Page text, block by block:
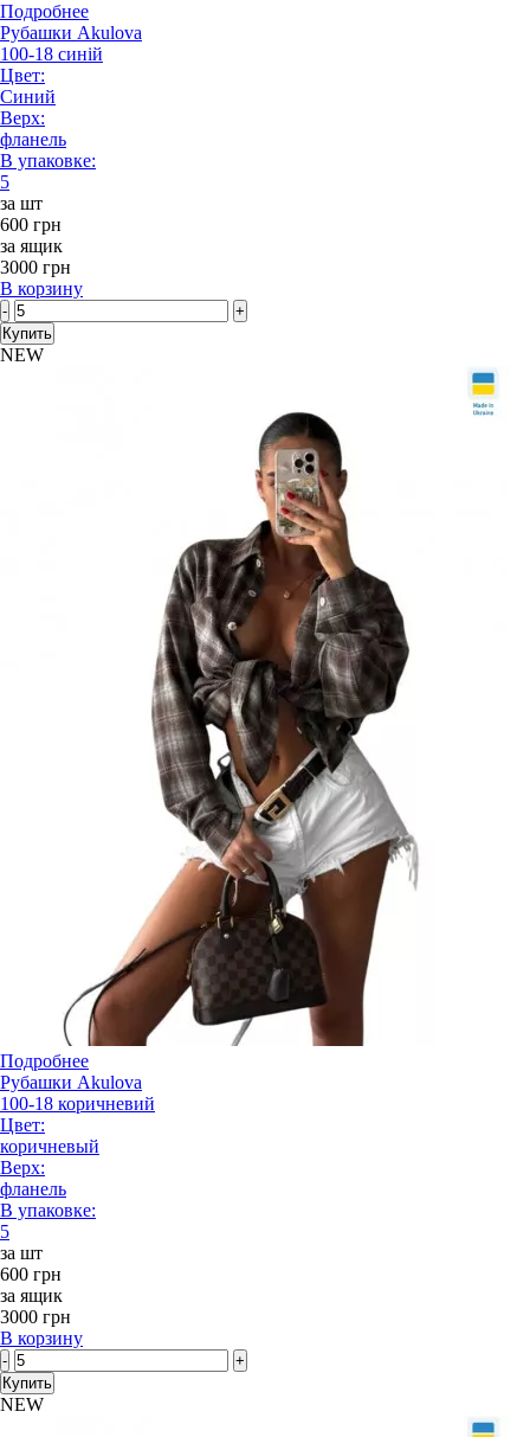
Подробнее
Рубашки Akulova
100-18 синій
Цвет:
Синий
Верх:
фланель
В упаковке:
5
за шт
600 грн
за ящик
3000 грн
В корзину
-
+
Купить
NEW
Подробнее
Рубашки Akulova
100-18 коричневий
Цвет:
коричневый
Верх:
фланель
В упаковке:
5
за шт
600 грн
за ящик
3000 грн
В корзину
-
+
Купить
NEW